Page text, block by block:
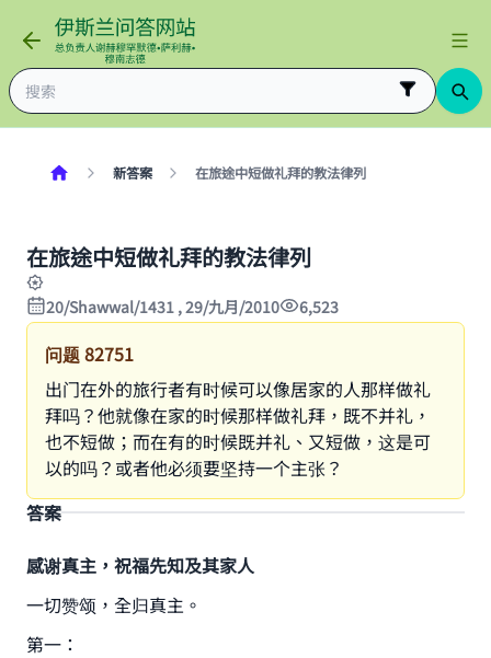
新答案 在旅途中短做礼拜的教法律列
在旅途中短做礼拜的教法律列
20/Shawwal/1431 , 29/九月/2010 6,523
问题82751
出门在外的旅行者有时候可以像居家的人那样做礼
拜吗？他就像在家的时候那样做礼拜，既不并礼，
也不短做；而在有的时候既并礼、又短做，这是可
以的吗？或者他必须要坚持一个主张？
答案
感谢真主，祝福先知及其家人
一切赞颂，全归真主。
第一：